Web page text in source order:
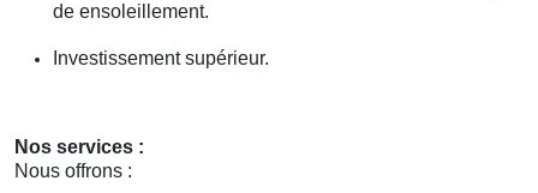
de ensoleillement.
Investissement supérieur.
Nos services :
Nous offrons :